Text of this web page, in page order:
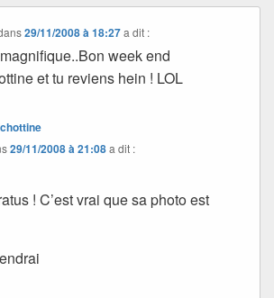
29/11/2008 à 18:27 a dit :
week end
et tu reviens hein ! LOL
29/11/2008 à 21:08a dit :
! C’est vrai que sa photo est